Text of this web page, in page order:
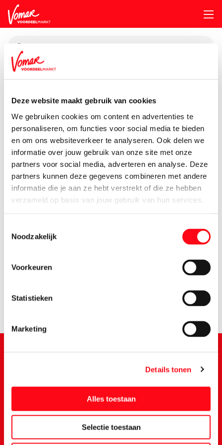
Deze website maakt gebruik van cookies
We gebruiken cookies om content en advertenties te
personaliseren, om functies voor social media te bieden
en om ons websiteverkeer te analyseren. Ook delen we
informatie over jouw gebruik van onze site met onze
partners voor social media, adverteren en analyse. Deze
partners kunnen deze gegevens combineren met andere
informatie die je aan ze hebt verstrekt of die ze hebben
verzameld op basis van jouw gebruik van hun services.
Noodzakelijk
Voorkeuren
Statistieken
Marketing
Details tonen
Alles toestaan
Selectie toestaan
KIK-kaart
Pincode vergeten
Persoonlijk KIK-account
G'woon Bewust Light
500 gram
1.35